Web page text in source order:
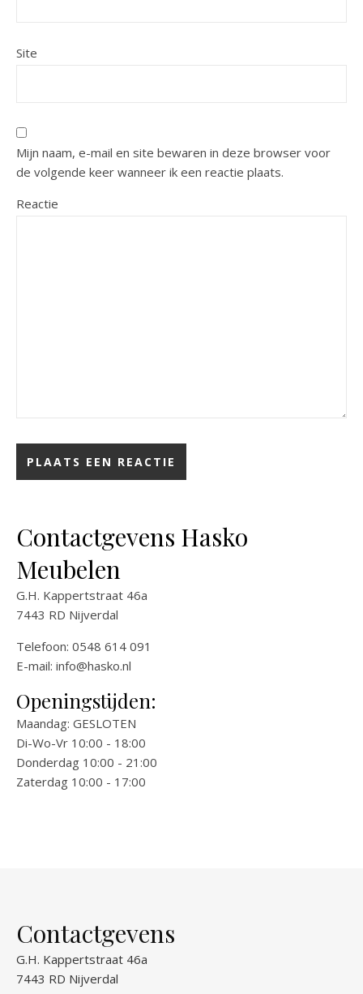
Site
Mijn naam, e-mail en site bewaren in deze browser voor
de volgende keer wanneer ik een reactie plaats.
Reactie
Contactgevens Hasko
Meubelen
G.H. Kappertstraat 46a
7443 RD Nijverdal
Telefoon: 0548 614 091
E-mail: info@hasko.nl
Openingstijden:
Maandag: GESLOTEN
Di-Wo-Vr 10:00 - 18:00
Donderdag 10:00 - 21:00
Zaterdag 10:00 - 17:00
Contactgevens
G.H. Kappertstraat 46a
7443 RD Nijverdal